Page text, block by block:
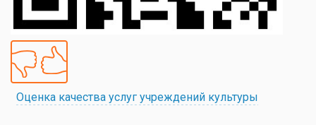
Оценка качества услуг учреждений культуры